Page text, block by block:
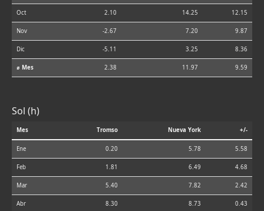
Oct 2.10 14.25 12.15
Nov -2.67 7.20 9.87
Dic -5.11 3.25 8.36
⌀ Mes 2.38 11.97 9.59
Sol (h)
Mes Tromso Nueva York +/-
Ene 0.20 5.78 5.58
Feb 1.81 6.49 4.68
Mar 5.40 7.82 2.42
Abr 8.30 8.73 0.43